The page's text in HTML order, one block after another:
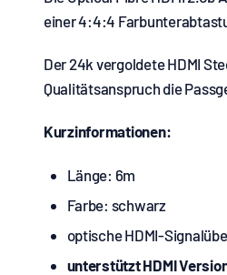
einer 4:4:4
Der 24k vergoldete HDMI
Qualitätsanspruch die
Kurzinformationen:
Länge: 6m
Farbe: schwarz
optische HDMI-
unterstützt HDMI